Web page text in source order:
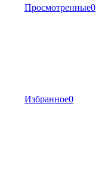
Просмотренные0
Избранное0